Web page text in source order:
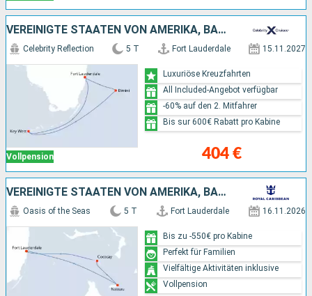
VEREINIGTE STAATEN VON AMERIKA, BAHAMAS
Vollpension
Celebrity Reflection 5 T Fort Lauderdale 15.11.2027
404 €
Luxuriöse Kreuzfahrten
All Included-Angebot verfügbar
-60% auf den 2. Mitfahrer
Bis sur 600€ Rabatt pro Kabine
VEREINIGTE STAATEN VON AMERIKA, BAHAMAS
Oasis of the Seas 5 T Fort Lauderdale 16.11.2026
Bis zu -550€ pro Kabine
Perfekt für Familien
Vielfältige Aktivitäten inklusive
Vollpension